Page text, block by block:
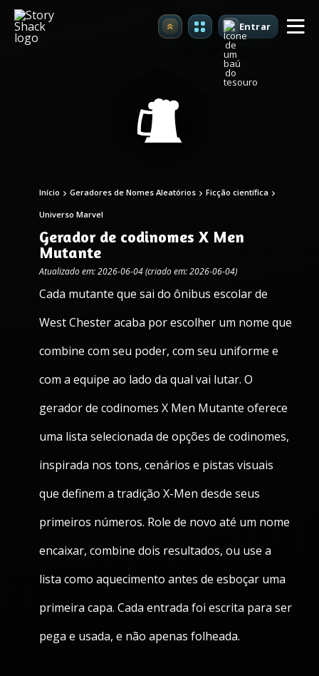
Atualizar Entrar
Início Geradores de Nomes Aleatórios Ficção científica
Universo Marvel
Gerador de codinomes X Men
Mutante
Atualizado em: 2026-06-04 (criado em: 2026-06-04)
Cada mutante que sai do ônibus escolar de
West Chester acaba por escolher um nome que
combine com seu poder, com seu uniforme e
com a equipe ao lado da qual vai lutar. O
gerador de codinomes X Men Mutante oferece
uma lista selecionada de opções de codinomes,
inspirada nos tons, cenários e pistas visuais
que definem a tradição X-Men desde seus
primeiros números. Role de novo até um nome
encaixar, combine dois resultados, ou use a
lista como aquecimento antes de esboçar uma
primeira capa. Cada entrada foi escrita para ser
pega e usada, e não apenas folheada.